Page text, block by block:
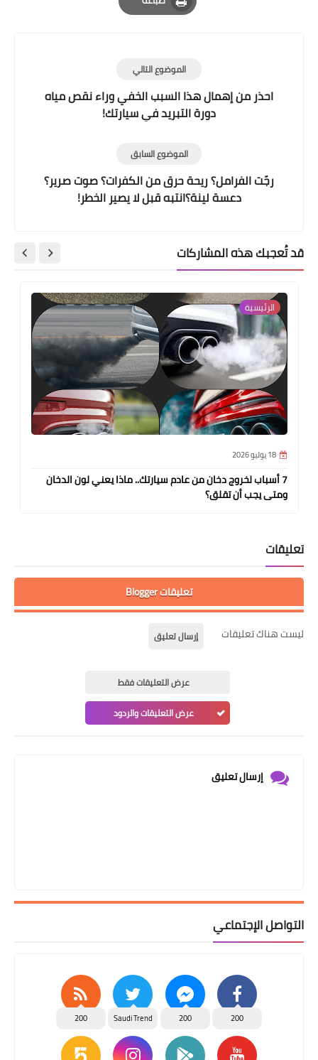
Print
الموضوع التالي
احذر من إهمال هذا السبب الخفي وراء نقص مياه
دورة التبريد في سيارتك!
الموضوع السابق
رجّت الفرامل؟ ريحة حرق من الكفرات؟ صوت صرير؟
دعسة لينة؟انتبه قبل لا يصير الخطر!
قد تُعجبك هذه المشاركات
الرئيسية
18 يوليو 2026
7 أسباب لخروج دخان من عادم سيارتك.. ماذا يعني لون الدخان
ومتى يجب أن تقلق؟
تعليقات
تعليقات Blogger
ليست هناك تعليقات إرسال تعليق
عرض التعليقات فقط
عرض التعليقات والردود
إرسال تعليق
التواصل الإجتماعي
200
200
Saudi Trend
200